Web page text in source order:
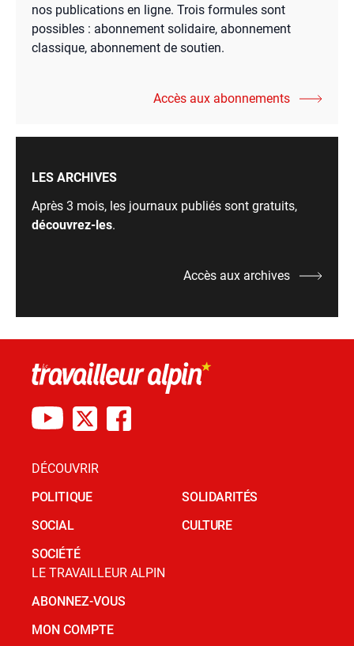
nos publications en ligne. Trois formules sont
possibles : abonnement solidaire, abonnement
classique, abonnement de soutien.
Accès aux abonnements
LES ARCHIVES
Après 3 mois, les journaux publiés sont gratuits,
découvrez-les.
Accès aux archives
DÉCOUVRIR
POLITIQUE
SOCIAL
SOCIÉTÉ
SOLIDARITÉS
CULTURE
LE TRAVAILLEUR ALPIN
ABONNEZ-VOUS
MON COMPTE